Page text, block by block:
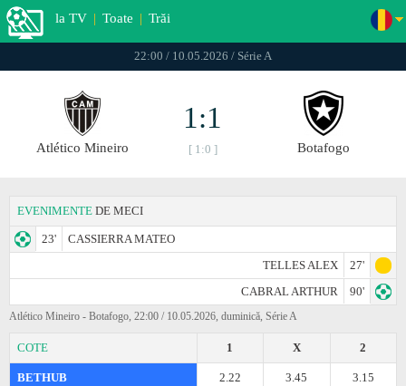
la TV | Toate | Trăi
22:00 / 10.05.2026 / Série A
Atlético Mineiro
1:1
[ 1:0 ] Botafogo
EVENIMENTE DE MECI
23'
CASSIERRA MATEO
TELLES ALEX
27'
CABRAL ARTHUR
90'
Atlético Mineiro - Botafogo, 22:00 / 10.05.2026, duminică, Série A
COTE 2
X
1
BETHUB 3.15
3.45
2.22